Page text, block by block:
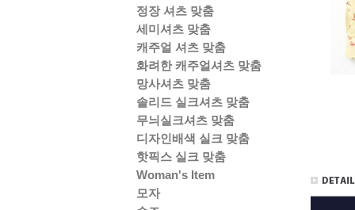
정장 셔츠 맞춤
세미셔츠 맞춤
캐주얼 셔츠 맞춤
화려한 캐주얼셔츠 맞춤
망사셔츠 맞춤
솔리드 실크셔츠 맞춤
무늬실크셔츠 맞춤
디자인배색 실크 맞춤
핫픽스 실크 맞춤
Woman's Item
모자